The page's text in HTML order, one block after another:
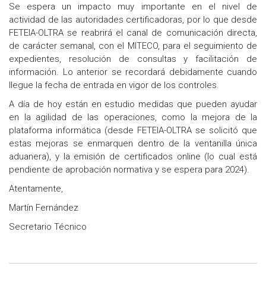
Se espera un impacto muy importante en el nivel de
actividad de las autoridades certificadoras, por lo que desde
FETEIA-OLTRA se reabrirá el canal de comunicación directa,
de carácter semanal, con el MITECO, para el seguimiento de
expedientes, resolución de consultas y facilitación de
información. Lo anterior se recordará debidamente cuando
llegue la fecha de entrada en vigor de los controles.
A día de hoy están en estudio medidas que pueden ayudar
en la agilidad de las operaciones, como la mejora de la
plataforma informática (desde FETEIA-OLTRA se solicitó que
estas mejoras se enmarquen dentro de la ventanilla única
aduanera), y la emisión de certificados online (lo cual está
pendiente de aprobación normativa y se espera para 2024).
Atentamente,
Martín Fernández
Secretario Técnico